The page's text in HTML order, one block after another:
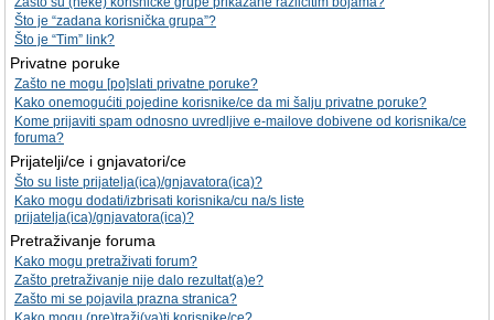
Što je “zadana korisnička grupa”?
Što je “Tim” link?
Privatne poruke
Zašto ne mogu [po]slati privatne poruke?
Kako onemogućiti pojedine korisnike/ce da mi šalju privatne poruke?
Kome prijaviti spam odnosno uvredljive e-mailove dobivene od korisnika/ce
foruma?
Prijatelji/ce i gnjavatori/ce
Što su liste prijatelja(ica)/gnjavatora(ica)?
Kako mogu dodati/izbrisati korisnika/cu na/s liste
prijatelja(ica)/gnjavatora(ica)?
Pretraživanje foruma
Kako mogu pretraživati forum?
Zašto pretraživanje nije dalo rezultat(a)e?
Zašto mi se pojavila prazna stranica?